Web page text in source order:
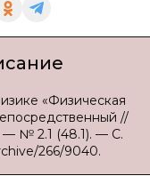
«Физическая
//
— № 2.1 (48.1). — С.
266/9040.